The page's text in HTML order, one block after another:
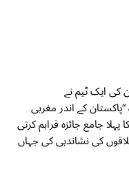
کی ایک ٹیم نے
کے اندر مغربی
جامع جائزہ فراہم کرتی
کی نشاندہی کی جہاں